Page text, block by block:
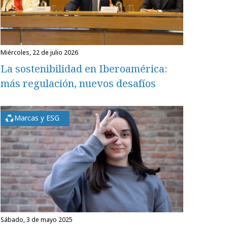
miércoles, 22 de julio 2026
La sostenibilidad en Iberoamérica:
más regulación, nuevos desafíos
Marcas y ESG
sábado, 3 de mayo 2025